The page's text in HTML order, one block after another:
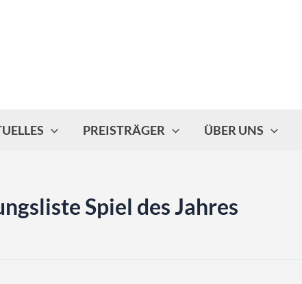
PREISTRÄGER ÜBER UNS
Spiel des Jahres